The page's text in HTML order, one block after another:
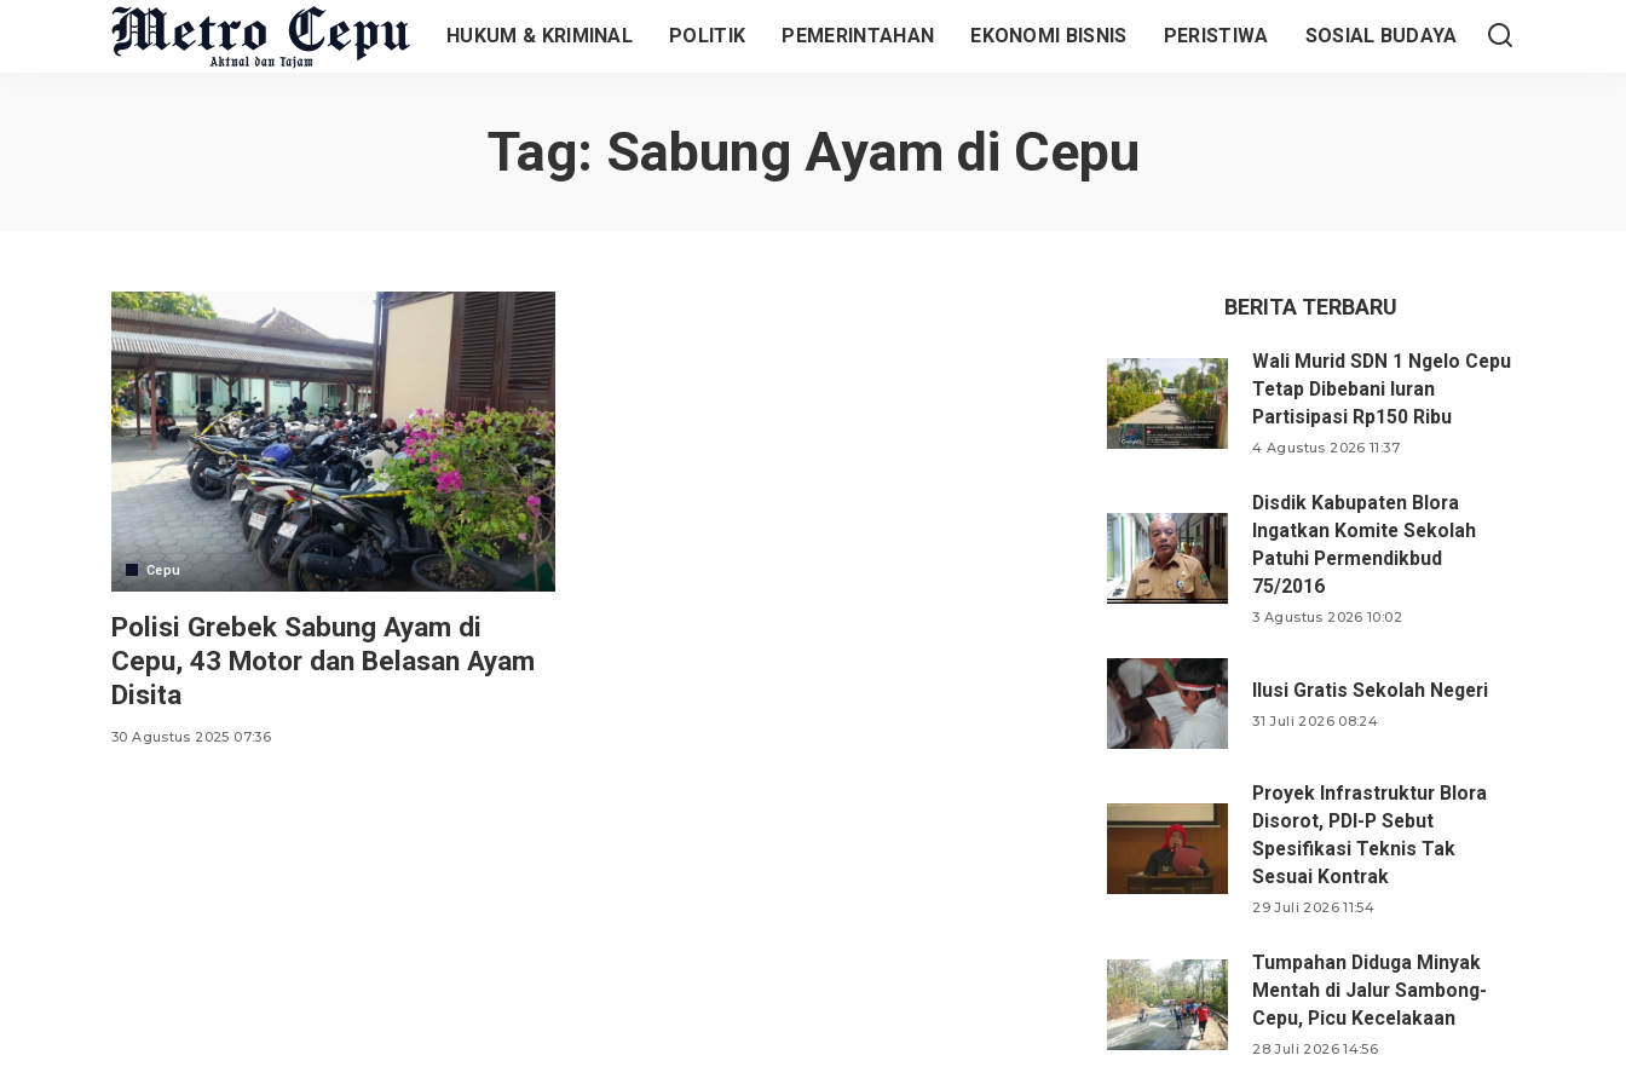
HUKUM & KRIMINAL POLITIK PEMERINTAHAN EKONOMI BISNIS PERISTIWA SOSIAL BUDAYA
Tag: Sabung Ayam di Cepu
Cepu
Polisi Grebek Sabung Ayam di
Cepu, 43 Motor dan Belasan Ayam
Disita
30 Agustus 2025 07:36
BERITA TERBARU
Wali Murid SDN 1 Ngelo Cepu
Tetap Dibebani Iuran
Partisipasi Rp150 Ribu
4 Agustus 2026 11:37
Disdik Kabupaten Blora
Ingatkan Komite Sekolah
Patuhi Permendikbud
75/2016
3 Agustus 2026 10:02
Ilusi Gratis Sekolah Negeri
31 Juli 2026 08:24
Proyek Infrastruktur Blora
Disorot, PDI-P Sebut
Spesifikasi Teknis Tak
Sesuai Kontrak
29 Juli 2026 11:54
Tumpahan Diduga Minyak
Mentah di Jalur Sambong-
Cepu, Picu Kecelakaan
28 Juli 2026 14:56